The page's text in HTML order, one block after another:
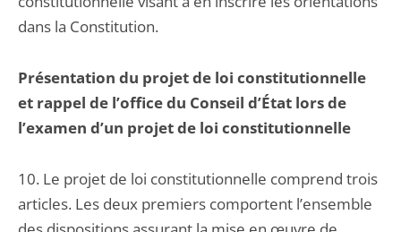
dans la Constitution.
Présentation du projet de loi constitutionnelle
et rappel de l’office du Conseil d’État lors de
l’examen d’un projet de loi constitutionnelle
10. Le projet de loi constitutionnelle comprend trois
articles. Les deux premiers comportent l’ensemble